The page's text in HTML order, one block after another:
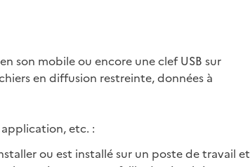
son mobile ou encore une clef USB sur
en diffusion restreinte, données à
etc. :
ou est installé sur un poste de travail et